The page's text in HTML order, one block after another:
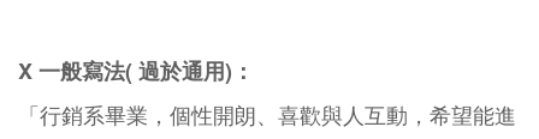
X 一般寫法( 過於通用)：
「行銷系畢業，個性開朗、喜歡與人互動，希望能進